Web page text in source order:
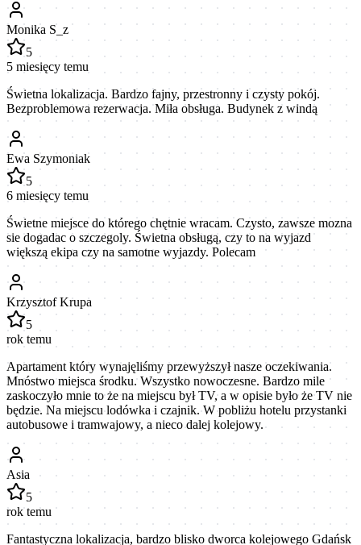
Monika S_z
5
5 miesięcy temu
Świetna lokalizacja. Bardzo fajny, przestronny i czysty pokój.
Bezproblemowa rezerwacja. Miła obsługa. Budynek z windą
Ewa Szymoniak
5
6 miesięcy temu
Świetne miejsce do którego chętnie wracam. Czysto, zawsze mozna
sie dogadac o szczegoly. Świetna obsługą, czy to na wyjazd
większą ekipa czy na samotne wyjazdy. Polecam
Krzysztof Krupa
5
rok temu
Apartament który wynajęliśmy przewyższył nasze oczekiwania.
Mnóstwo miejsca środku. Wszystko nowoczesne. Bardzo mile
zaskoczyło mnie to że na miejscu był TV, a w opisie było że TV nie
będzie. Na miejscu lodówka i czajnik. W pobliżu hotelu przystanki
autobusowe i tramwajowy, a nieco dalej kolejowy.
Asia
5
rok temu
Fantastyczna lokalizacja, bardzo blisko dworca kolejowego Gdańsk